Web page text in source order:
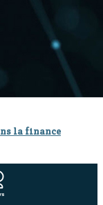
la finance